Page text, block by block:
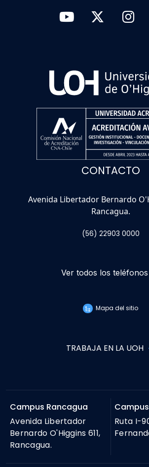
CONTACTO
Avenida Libertador Bernardo
Rancagua.
(56) 22903 0000
Ver todos los teléfonos
Mapa del sitio
TRABAJA EN LA UOH
Campus Rancagua
Avenida Libertador
Bernardo O'Higgins 611,
Rancagua.
Ruta I-